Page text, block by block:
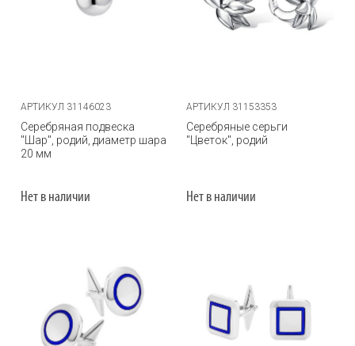
АРТИКУЛ 31146023
Серебряная подвеска
"Шар", родий, диаметр шара
20 мм
Нет в наличии
АРТИКУЛ 31153353
Серебряные серьги
"Цветок", родий
Нет в наличии